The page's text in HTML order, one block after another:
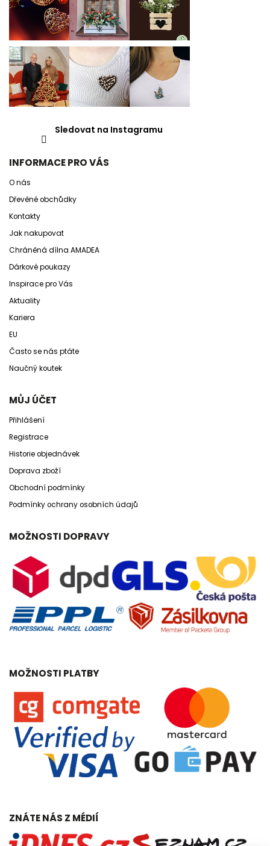
Sledovat na Instagramu
INFORMACE PRO VÁS
O nás
Dřevěné obchůdky
Kontakty
Jak nakupovat
Chráněná dílna AMADEA
Dárkové poukazy
Inspirace pro Vás
Aktuality
Kariera
EU
Často se nás ptáte
Naučný koutek
MŮJ ÚČET
Přihlášení
Registrace
Historie objednávek
Doprava zboží
Obchodní podmínky
Podmínky ochrany osobních údajů
MOŽNOSTI DOPRAVY
MOŽNOSTI PLATBY
ZNÁTE NÁS Z MÉDIÍ